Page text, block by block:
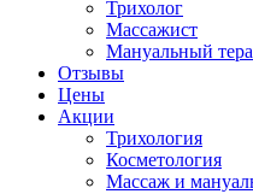
Трихолог
Массажист
Мануальный
Отзывы
Цены
Акции
Трихология
Косметология
Массаж и